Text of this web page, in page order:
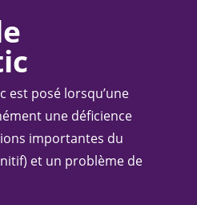
est posé lorsqu’une
une déficience
importantes du
et un problème de